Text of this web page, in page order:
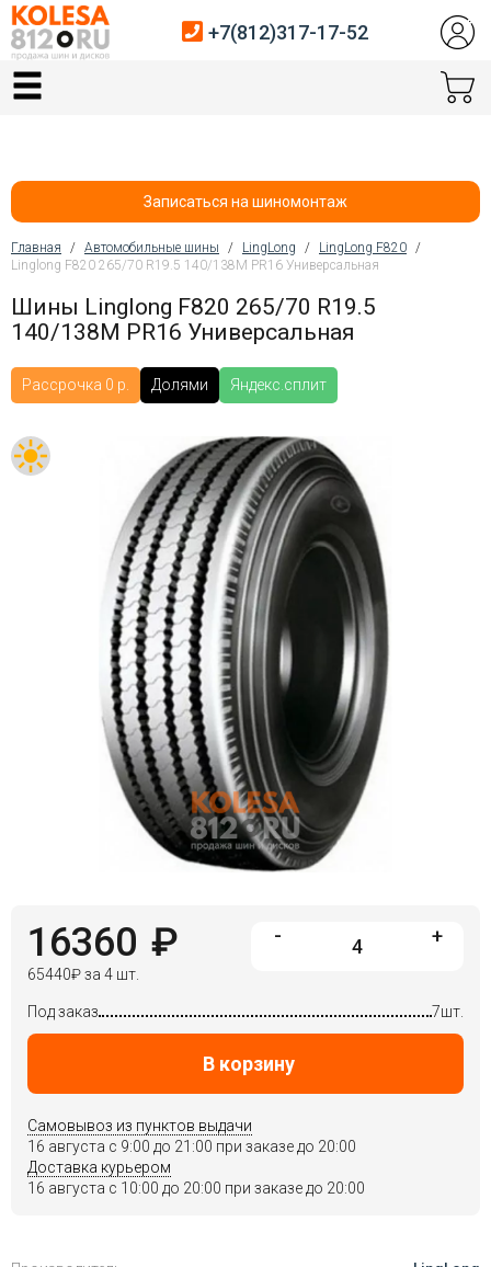
Главная
Автосервис
Услуги шиномонтажа
Хранение шин
Контакты
Войти на сайт
+7(812)317-
21:00
+7(812)317-17-52
Записаться на шиномонтаж
Вы здесь
Главная / Автомобильные шины / LingLong / LingLong F820 /
Linglong F820 265/70 R19.5 140/138M PR16 Универсальная
Шины Linglong F820 265/70 R19.5
140/138M PR16 Универсальная
Рассрочка 0 р. Долями Яндекс.сплит
16360 ₽
65440₽за 4 шт.
- +
Под заказ 7шт.
В корзину
Самовывоз из пунктов выдачи
16 августа c 9:00 до 21:00 при заказе до 20:00
Доставка курьером
16 августа c 10:00 до 20:00 при заказе до 20:00